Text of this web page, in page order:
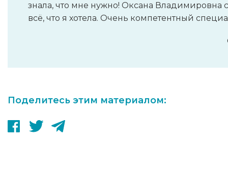
знала, что мне нужно! Оксана Владимировна
всё, что я хотела. Очень компетентный
Поделитесь этим материалом: